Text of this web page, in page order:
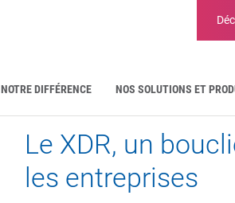
NOTRE DIFFÉRENCE NOS SOLUTIONS ET
Aéronautique
Administrations
Communications
Le XDR, un
les entreprises